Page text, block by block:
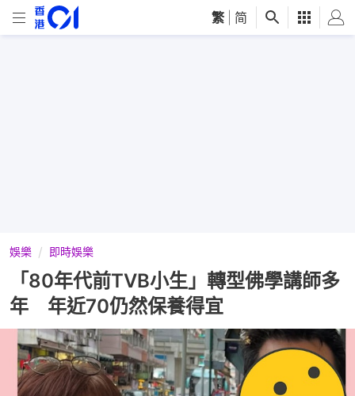
繁 简
娛樂 即時娛樂
「80年代前TVB小生」轉型佛學講師多
年 年近70仍然保養得宜